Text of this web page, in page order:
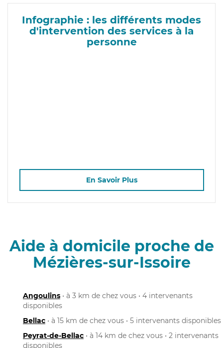
Infographie : les différents modes
d'intervention des services à la
personne
En Savoir Plus
Aide à domicile proche de
Mézières-sur-Issoire
Angoulins • à 3 km de chez vous • 4 intervenants
disponibles
Bellac • à 15 km de chez vous • 5 intervenants disponibles
Peyrat-de-Bellac • à 14 km de chez vous • 2 intervenants
disponibles